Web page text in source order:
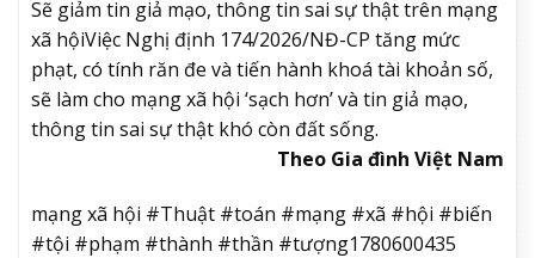
Sẽ giảm tin giả mạo, thông tin sai sự thật trên mạng
xã hộiViệc Nghị định 174/2026/NĐ-CP tăng mức
phạt, có tính răn đe và tiến hành khoá tài khoản số,
sẽ làm cho mạng xã hội ‘sạch hơn’ và tin giả mạo,
thông tin sai sự thật khó còn đất sống.
Theo Gia đình Việt Nam
mạng xã hội #Thuật #toán #mạng #xã #hội #biến
#tội #phạm #thành #thần #tượng1780600435